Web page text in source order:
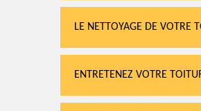
LE NETTOYAGE DE VOTRE
ENTRETENEZ VOTRE